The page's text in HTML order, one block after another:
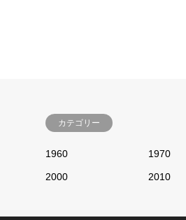
カテゴリー
1960 1970
2000 2010